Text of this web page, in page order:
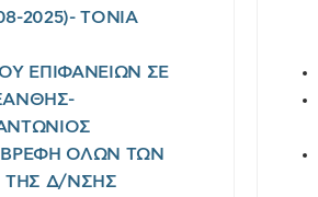
2025)- TONIA
ΕΠΙΦΑΝΕΙΩΝ ΣΕ
ΒΡΕΦΗ ΟΛΩΝ ΤΩΝ
ΤΗΣ Δ/ΝΣΗΣ